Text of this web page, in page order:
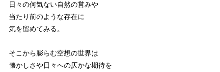
日々の何気ない自然の営みや
当たり前のような存在に
気を留めてみる。
そこから膨らむ空想の世界は
懐かしさや日々への仄かな期待を